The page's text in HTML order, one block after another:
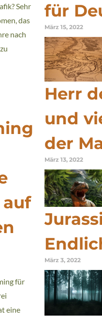
Sehr
das
nach
für
eine
für
März 15, 2022
Herr
und
der
März 13, 2022
März 3, 2022